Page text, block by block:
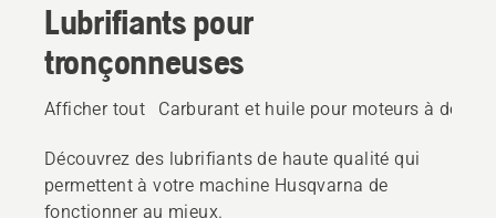
Lubrifiants pour
tronçonneuses
Afficher tout Carburant et huile pour moteurs à deux
Découvrez des lubrifiants de haute qualité qui
permettent à votre machine Husqvarna de
fonctionner au mieux.